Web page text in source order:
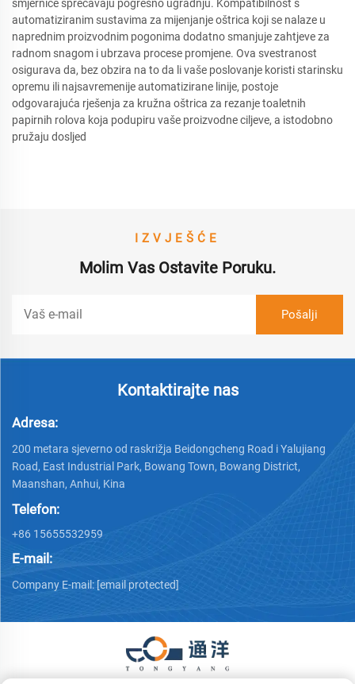
smjernice sprečavaju pogrešno ugradnju. Kompatibilnost s
automatiziranim sustavima za mijenjanje oštrica koji se nalaze u
naprednim proizvodnim pogonima dodatno smanjuje zahtjeve za
radnom snagom i ubrzava procese promjene. Ova svestranost
osigurava da, bez obzira na to da li vaše poslovanje koristi starinsku
opremu ili najsavremenije automatizirane linije, postoje
odgovarajuća rješenja za kružna oštrica za rezanje toaletnih
papirnih rolova koja podupiru vaše proizvodne ciljeve, a istodobno
pružaju dosljed
IZVJEŠĆE
Molim Vas Ostavite Poruku.
Kontaktirajte nas
Adresa:
200 metara sjeverno od raskrižja Beidongcheng Road i Yalujiang
Road, East Industrial Park, Bowang Town, Bowang District,
Maanshan, Anhui, Kina
Telefon:
+86 15655532959
E-mail:
Company E-mail: [email protected]